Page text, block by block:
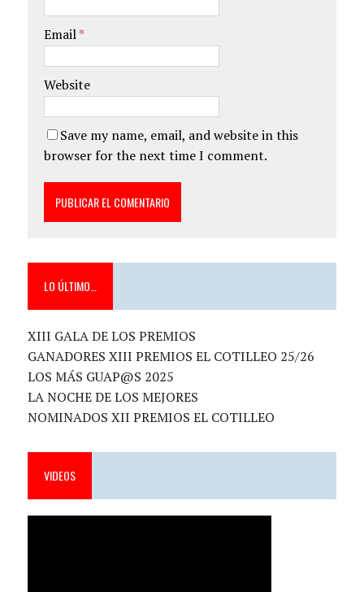
Email*
Website
Save my name, email, and website in this
browser for the next time I comment.
LO ÚLTIMO…
XIII GALA DE LOS PREMIOS
GANADORES XIII PREMIOS EL COTILLEO 25/26
LOS MÁS GUAP@S 2025
LA NOCHE DE LOS MEJORES
NOMINADOS XII PREMIOS EL COTILLEO
VIDEOS